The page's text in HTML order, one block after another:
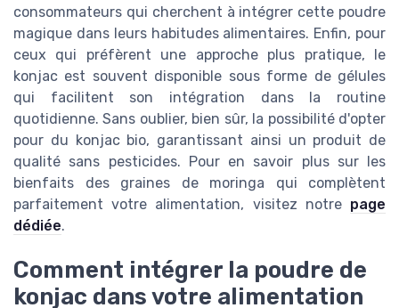
consommateurs qui cherchent à intégrer cette poudre
magique dans leurs habitudes alimentaires. Enfin, pour
ceux qui préfèrent une approche plus pratique, le
konjac est souvent disponible sous forme de gélules
qui facilitent son intégration dans la routine
quotidienne. Sans oublier, bien sûr, la possibilité d'opter
pour du konjac bio, garantissant ainsi un produit de
qualité sans pesticides. Pour en savoir plus sur les
bienfaits des graines de moringa qui complètent
parfaitement votre alimentation, visitez notre page
dédiée.
Comment intégrer la poudre de
konjac dans votre alimentation